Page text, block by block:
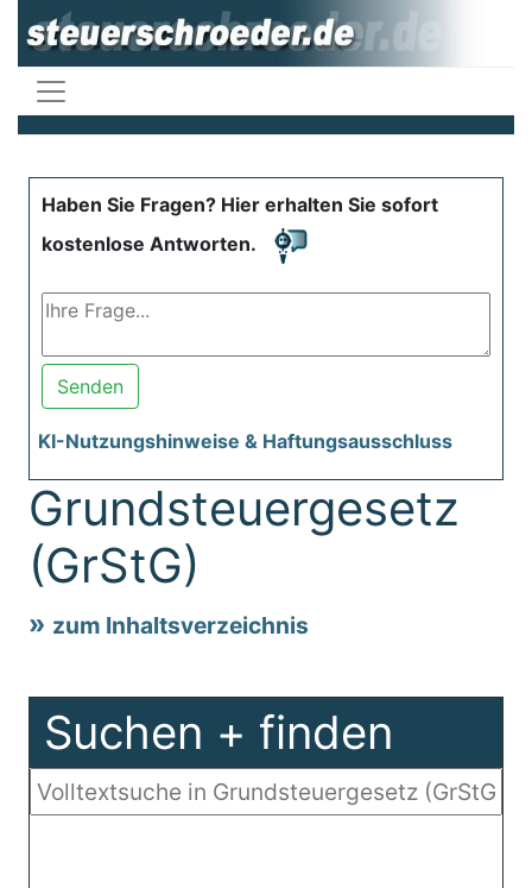
Haben Sie Fragen? Hier erhalten Sie sofort
kostenlose Antworten.
Senden
KI-Nutzungshinweise & Haftungsausschluss
Grundsteuergesetz
(GrStG)
zum Inhaltsverzeichnis
Suchen + finden